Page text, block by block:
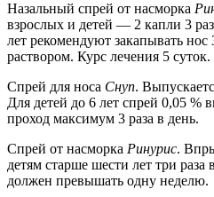
Назальный спрей от насморка
взрослых и детей — 2 капли 3
лет рекомендуют закапывать нос
раствором. Курс лечения 5 суток.
Спрей для носа Снуп.
Для детей до 6 лет спрей 0,05 %
проход максимум 3 раза в день.
Спрей от насморка Ринурис.
детям старше шести лет три раза
должен превышать одну неделю.